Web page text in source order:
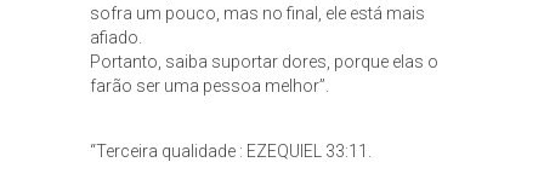
sofra um pouco, mas no final, ele está mais
afiado.
Portanto, saiba suportar dores, porque elas o
farão ser uma pessoa melhor”.
“Terceira qualidade : EZEQUIEL 33:11.